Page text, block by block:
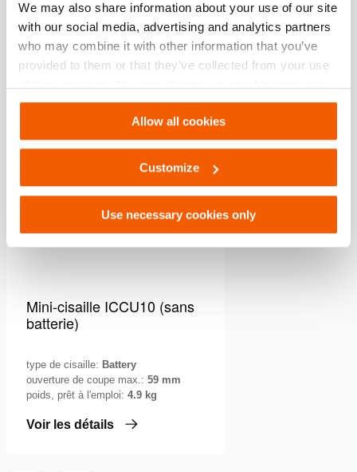
We may also share information about your use of our site
with our social media, advertising and analytics partners
who may combine it with other information that you’ve
provided to them or that they’ve collected from your use
Settings. See ourcookiestatement.
Allow all cookies
Customize
Use necessary cookies only
VOUS POURRIEZ AUSSI AIMER
Ajouter
à
liste
souhaits
Mini-cisaille ICCU10 (sans
batterie)
type de cisaille: Battery
ouverture de coupe max.: 59 mm
poids, prêt à l'emploi: 4.9 kg
Voir les détails